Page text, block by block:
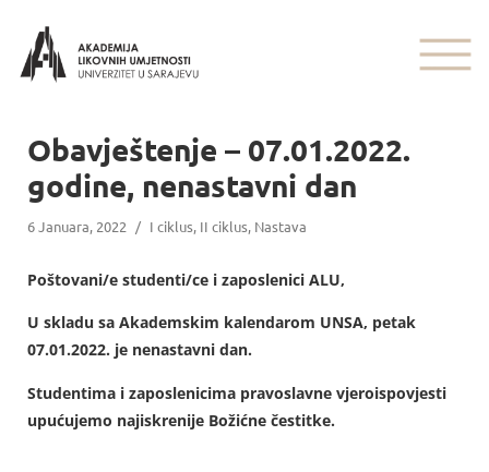
Obavještenje – 07.01.2022.
godine, nenastavni dan
6 Januara, 2022 / I ciklus, II ciklus, Nastava
Poštovani/e studenti/ce i zaposlenici ALU,
U skladu sa Akademskim kalendarom UNSA, petak
07.01.2022. je nenastavni dan.
Studentima i zaposlenicima pravoslavne vjeroispovjesti
upućujemo najiskrenije Božićne čestitke.